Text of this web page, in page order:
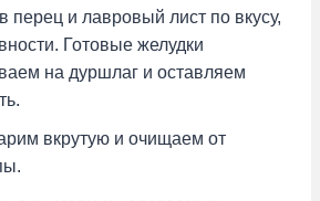
перец и лавровый лист по вкусу,
Готовые желудки
на дуршлаг и оставляем
вкрутую и очищаем от